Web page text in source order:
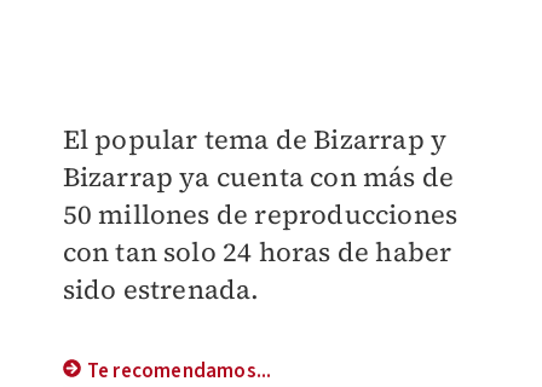
El popular tema de Bizarrap y
Bizarrap ya cuenta con más de
50 millones de reproducciones
con tan solo 24 horas de haber
sido estrenada.
Te recomendamos...